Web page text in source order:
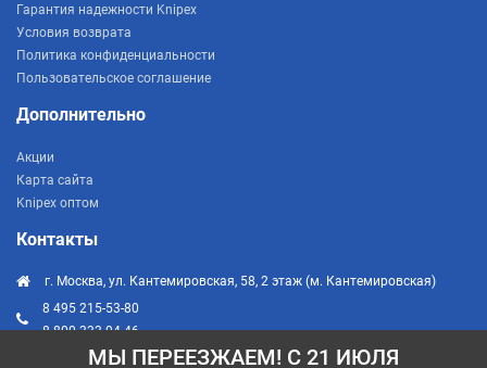
МЫ ПЕРЕЕЗЖАЕМ! С 21 ИЮЛЯ
Гарантия надежности Knipex
Условия возврата
Политика конфиденциальности
Пользовательское соглашение
Дополнительно
Акции
Карта сайта
Knipex оптом
Контакты
г. Москва, ул. Кантемировская, 58, 2 этаж (м. Кантемировская)
8 495 215-53-80
8 800 333-04-46
info@knipex-russia.ru